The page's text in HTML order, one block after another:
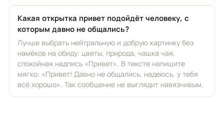
Какая открытка привет подойдёт человеку, с
которым давно не общались?
Лучше выбрать нейтральную и добрую картинку без
намёков на обиду: цветы, природа, чашка чая,
спокойная надпись «Привет». В тексте напишите
мягко: «Привет! Давно не общались, надеюсь, у тебя
всё хорошо». Так сообщение не выглядит навязчивым.